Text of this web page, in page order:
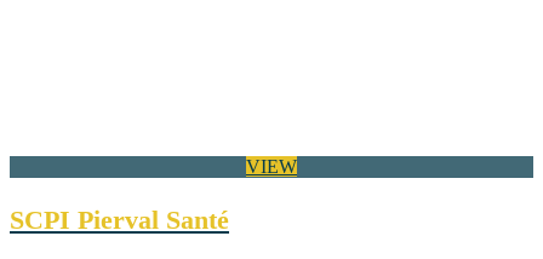
VIEW
SCPI Pierval Santé